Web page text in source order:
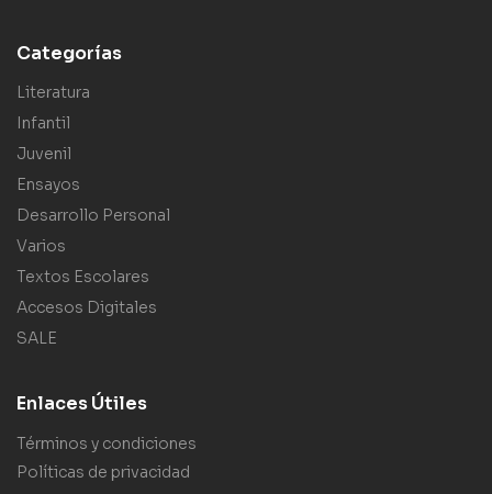
Categorías
Literatura
Infantil
Juvenil
Ensayos
Desarrollo Personal
Varios
Textos Escolares
Accesos Digitales
SALE
Enlaces Útiles
Términos y condiciones
Políticas de privacidad